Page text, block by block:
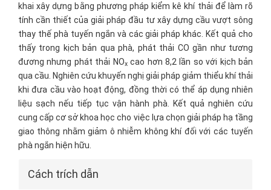
khai xây dựng bằng phương pháp kiểm kê khí thải để làm rõ
tính cần thiết của giải pháp đầu tư xây dựng cầu vượt sông
thay thế phà tuyến ngắn và các giải pháp khác. Kết quả cho
thấy trong kịch bản qua phà, phát thải CO gần như tương
đương nhưng phát thải NOxcao hơn 8,2 lần so với kịch bản
qua cầu. Nghiên cứu khuyến nghị giải pháp giảm thiểu khí thải
khi đưa cầu vào hoạt động, đồng thời có thể áp dụng nhiên
liệu sạch nếu tiếp tục vận hành phà. Kết quả nghiên cứu
cung cấp cơ sở khoa học cho việc lựa chọn giải pháp hạ tầng
giao thông nhằm giảm ô nhiễm không khí đối với các tuyến
phà ngắn hiện hữu.
Article
Cách trích dẫn